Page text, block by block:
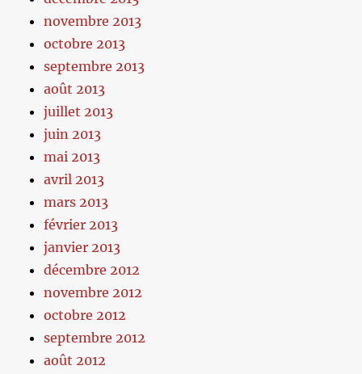
novembre 2013
octobre 2013
septembre 2013
août 2013
juillet 2013
juin 2013
mai 2013
avril 2013
mars 2013
février 2013
janvier 2013
décembre 2012
novembre 2012
octobre 2012
septembre 2012
août 2012